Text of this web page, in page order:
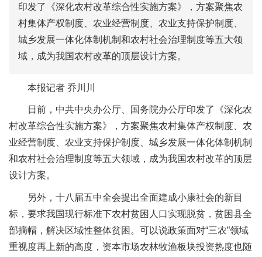
印发了《深化农村改革综合性实施方案》，方案聚焦农
村集体产权制度、农业经营制度、农业支持保护制度、
城乡发展一体化体制机制和农村社会治理制度等五大领
域，成为我国农村改革的顶层设计方案。
本报记者 乔川川
日前，中共中央办公厅、国务院办公厅印发了《深化农
村改革综合性实施方案》，方案聚焦农村集体产权制度、农
业经营制度、农业支持保护制度、城乡发展一体化体制机制
和农村社会治理制度等五大领域，成为我国农村改革的顶层
设计方案。
另外，十八届五中全会提出全面建成小康社会的新目
标，要求我国现行标准下农村贫困人口实现脱贫，贫困县全
部摘帽，解决区域性整体贫困。可以说政策面对“三农”领域
重视度再上新的高度，资本市场农林牧渔板块投资热度也随